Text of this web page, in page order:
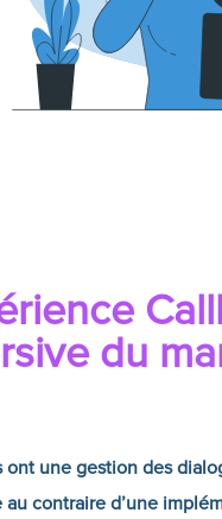
du
ont une gestion des
contraire d’une